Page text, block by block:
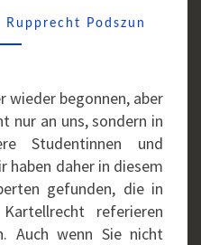
Rupprecht Podszun
wieder begonnen, aber
nur an uns, sondern in
Studentinnen und
haben daher in diesem
gefunden, die in
referieren
Auch wenn Sie nicht